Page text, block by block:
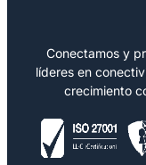
Conectamos y
líderes en
crecimiento